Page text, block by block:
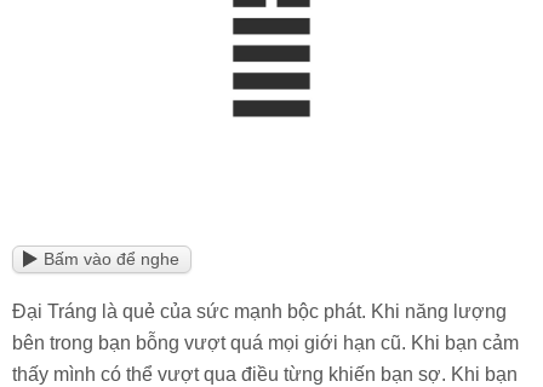
Bấm vào để nghe
Đại Tráng là quẻ của sức mạnh bộc phát. Khi năng lượng
bên trong bạn bỗng vượt quá mọi giới hạn cũ. Khi bạn cảm
thấy mình có thể vượt qua điều từng khiến bạn sợ. Khi bạn